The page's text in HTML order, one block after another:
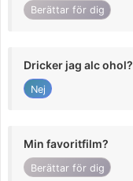
Berättar för dig
Dricker jag alc ohol?
Nej
Min favoritfilm?
Berättar för dig